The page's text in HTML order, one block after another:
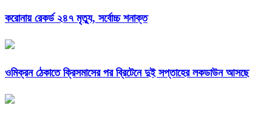
করোনায় রেকর্ড ২৪৭ মৃত্যু, সর্বোচ্চ শনাক্ত
ওমিক্রন ঠেকাতে ক্রিসমাসের পর ব্রিটেনে দুই সপ্তাহের লকডাউন আসছে